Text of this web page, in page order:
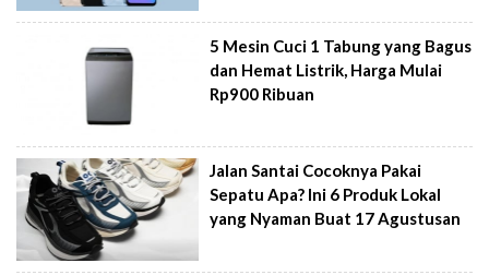
5 Mesin Cuci 1 Tabung yang Bagus
dan Hemat Listrik, Harga Mulai
Rp900 Ribuan
Jalan Santai Cocoknya Pakai
Sepatu Apa? Ini 6 Produk Lokal
yang Nyaman Buat 17 Agustusan